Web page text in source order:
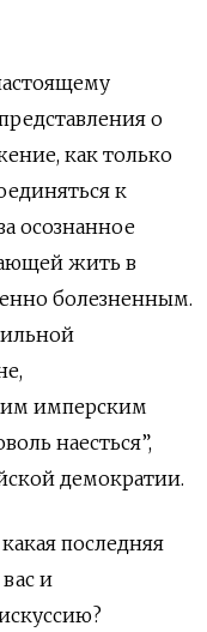
о
как только
к
осознанное
жить в
болезненным.
имперским
наесться”,
демократии.
последняя
и